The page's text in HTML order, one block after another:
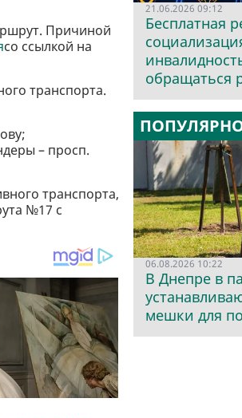
Причиной
со ссылкой на
транспорта.
– просп.
транспорта,
№17 с
21.06.2026 09:12
Бесплатная
обращаться
06.08.2026 10:22
В Днепре в
мешки для